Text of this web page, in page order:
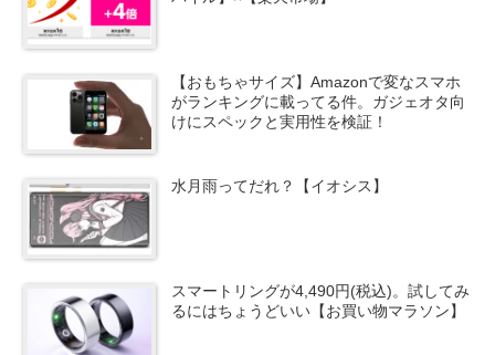
【おもちゃサイズ】Amazonで変なスマホ
がランキングに載ってる件。ガジェオタ向
けにスペックと実用性を検証！
水月雨ってだれ？【イオシス】
スマートリングが4,490円(税込)。試してみ
るにはちょうどいい【お買い物マラソン】